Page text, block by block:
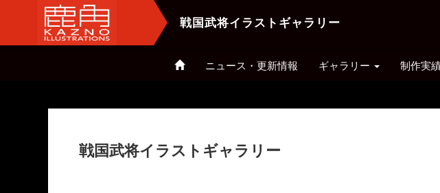
戦国武将イラストギャラリー
ニュース・更新情報 ギャラリー 制作実
戦国武将イラストギャラリー